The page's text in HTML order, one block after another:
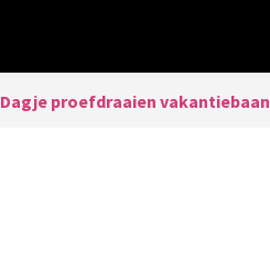
Dagje proefdraaien vakantiebaan